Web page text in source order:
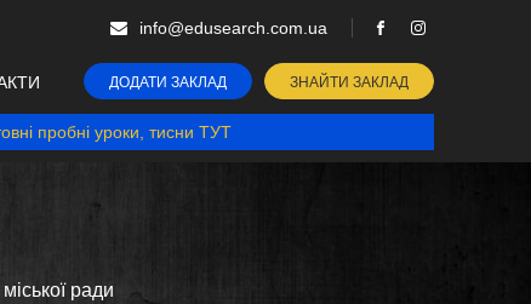
info@edusearch.com.ua
ДОДАТИ ЗАКЛАД ЗНАЙТИ ЗАКЛАД
пробні уроки, тисни ТУТ
ради